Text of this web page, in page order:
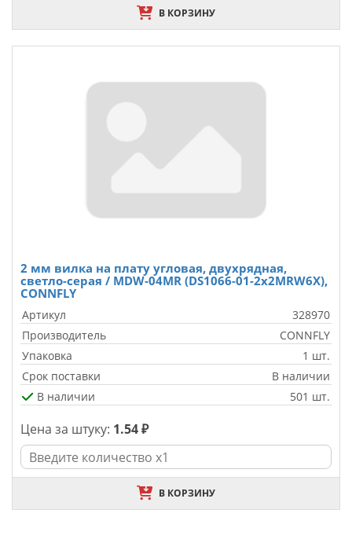
В КОРЗИНУ
2 мм вилка на плату угловая, двухрядная,
светло-серая / MDW-04MR (DS1066-01-2x2MRW6X),
CONNFLY
Артикул
328970
Производитель
CONNFLY
Упаковка
1 шт.
Срок поставки
В наличии
В наличии
501 шт.
Цена за штуку: 1.54 ₽
В КОРЗИНУ